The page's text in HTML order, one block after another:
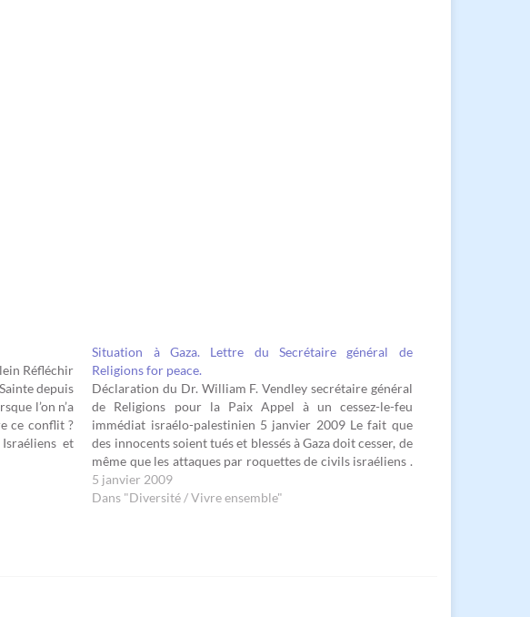
Réfléchir
depuis
l’on n’a
ce conflit ?
et
Situation à Gaza. Lettre du Secrétaire général de
Religions for peace.
Déclaration du Dr. William F. Vendley secrétaire général
de Religions pour la Paix Appel à un cessez-le-feu
immédiat israélo-palestinien 5 janvier 2009 Le fait que
des innocents soient tués et blessés à Gaza doit cesser, de
même que les attaques par roquettes de civils israéliens .
C’est une erreur profonde…
5 janvier 2009
Dans "Diversité / Vivre ensemble"